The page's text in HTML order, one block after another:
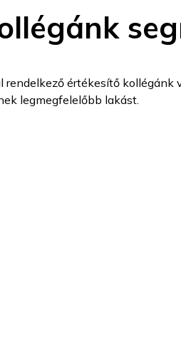
rendelkező értékesítő kollégánk
legmegfelelőbb lakást.